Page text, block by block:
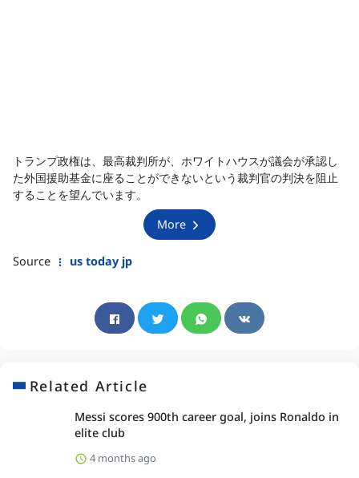
トランプ政権は、最高裁判所が、ホワイトハウスが議会が承認し
た外国援助基金に座ることができないという裁判官の判決を阻止
することを望んでいます。
More
Source us today jp
Related Article
Messi scores 900th career goal, joins Ronaldo in
elite club
4 months ago